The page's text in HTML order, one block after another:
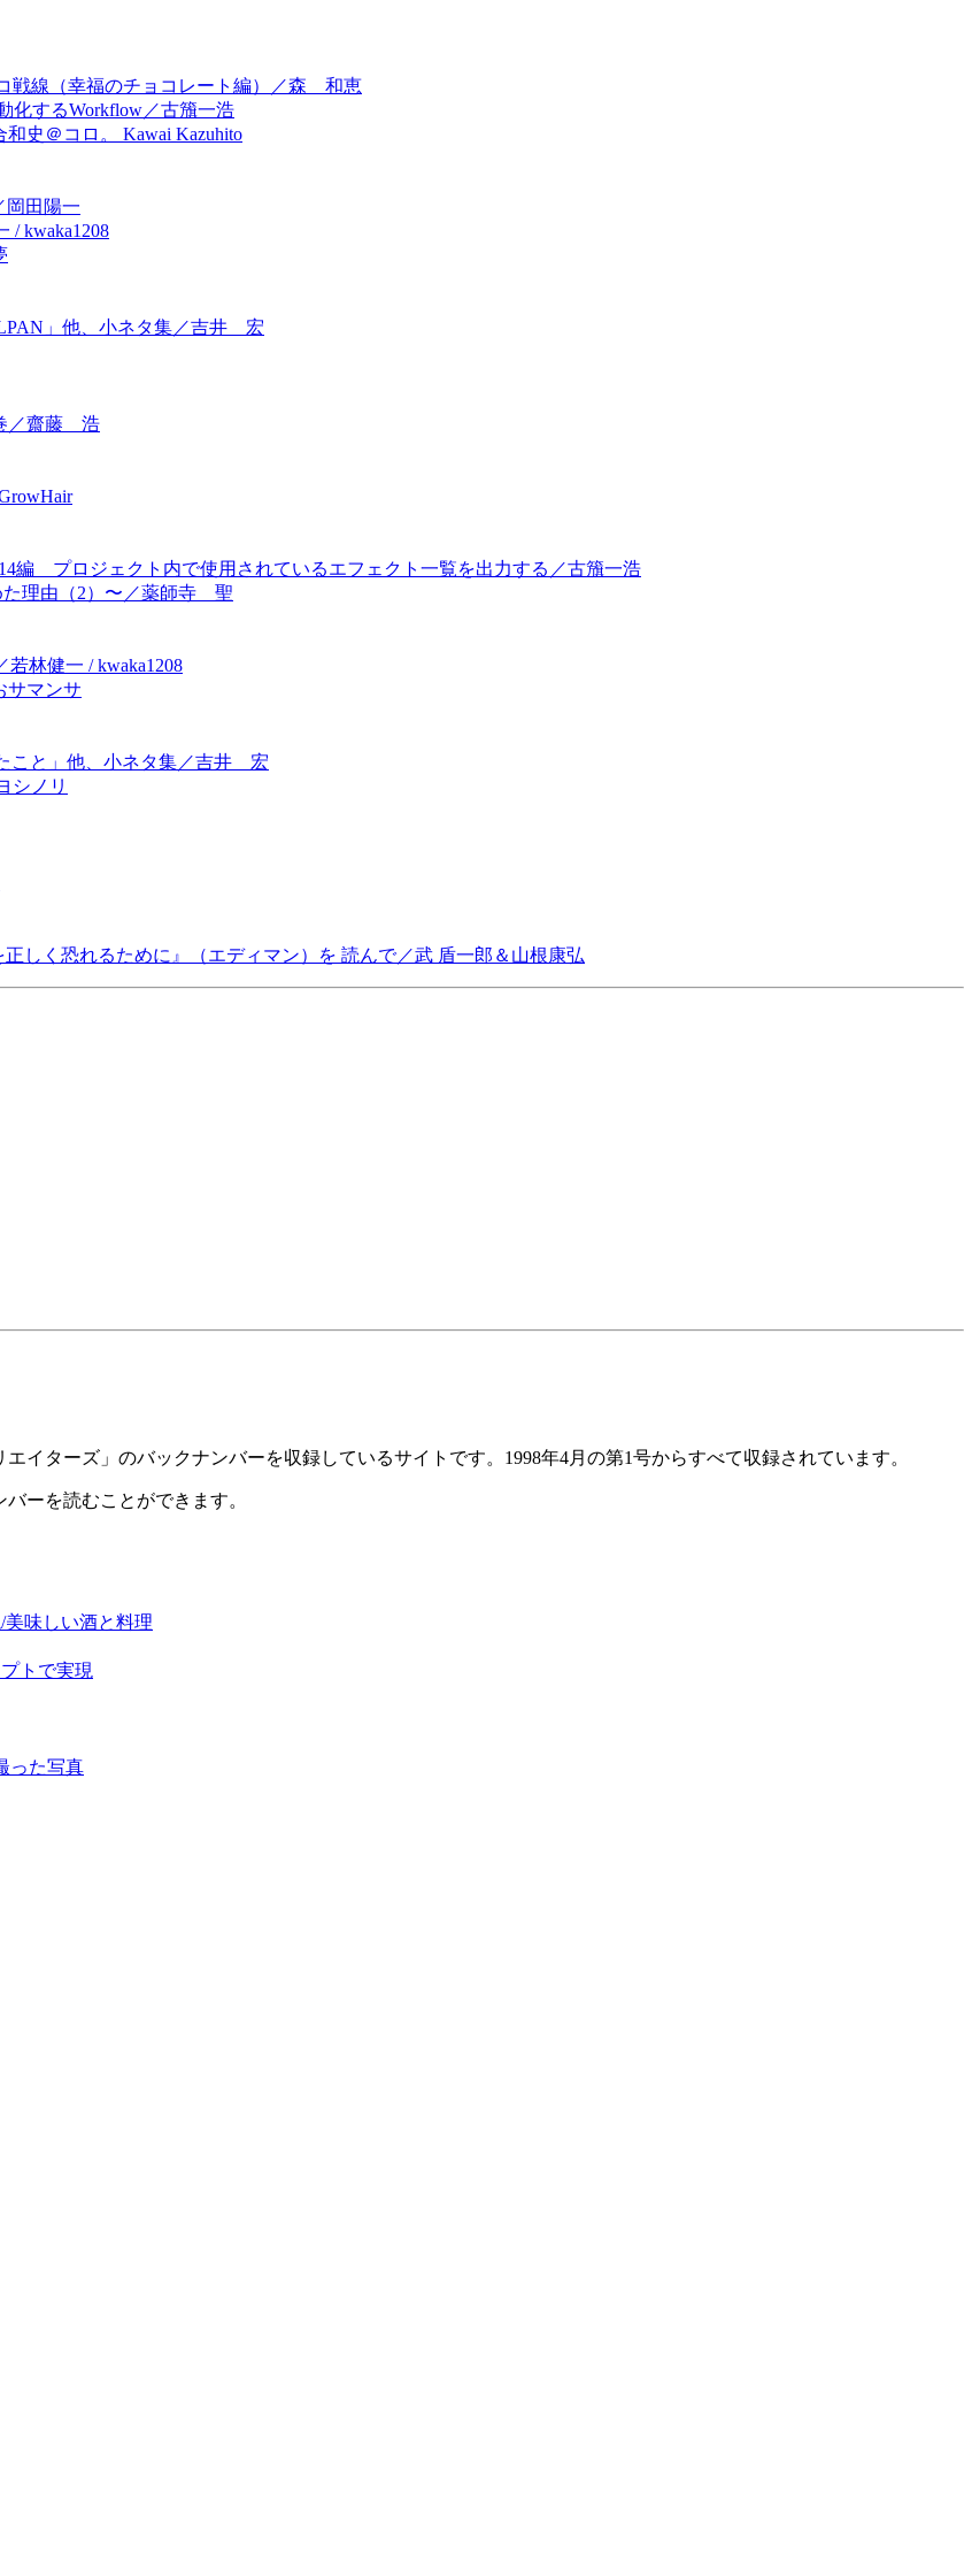
戦線（幸福のチョコレート編）／森 和恵
化するWorkflow／古籏一浩
史＠コロ。 Kawai Kazuhito
岡田陽一
/ kwaka1208
」他、小ネタ集／吉井 宏
／齋藤 浩
編 プロジェクト内で使用されているエフェクト一覧を出力する／古籏一浩
た理由（2）〜／薬師寺 聖
林健一 / kwaka1208
サマンサ
こと」他、小ネタ集／吉井 宏
シノリ
く恐れるために』（エディマン）を 読んで／武 盾一郎＆山根康弘
イターズ」のバックナンバーを収録しているサイトです。1998年4月の第1号からすべて収録されています。
ーを読むことができます。
味しい酒と料理
トで実現
った写真